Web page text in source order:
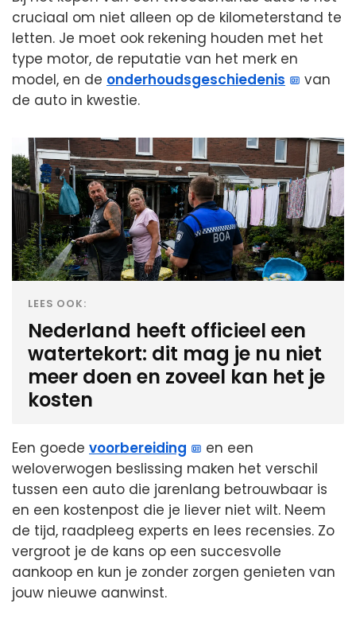
cruciaal om niet alleen op de kilometerstand te
letten. Je moet ook rekening houden met het
type motor, de reputatie van het merk en
model, en de onderhoudsgeschiedenis
van
de auto in kwestie.
LEES OOK:
Nederland heeft officieel een
watertekort: dit mag je nu niet
meer doen en zoveel kan het je
kosten
Een goede voorbereiding
en een
weloverwogen beslissing maken het verschil
tussen een auto die jarenlang betrouwbaar is
en een kostenpost die je liever niet wilt. Neem
de tijd, raadpleeg experts en lees recensies. Zo
vergroot je de kans op een succesvolle
aankoop en kun je zonder zorgen genieten van
jouw nieuwe aanwinst.